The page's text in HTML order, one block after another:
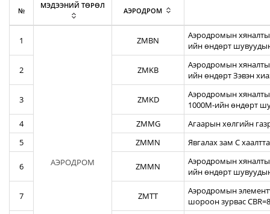
№
МЭДЭЭНИЙ ТӨРӨЛ
АЭРОДРОМ
1
АЭРОДРОМ
ZMBN
Аэродромын
ийн өндөрт
2 ZMKB
Аэродромын
ийн өндөрт Зэвэн
3 ZMKD
Аэродромын
1000М-ийн өндөрт
4
ZMMG
Агаарын хөлгийн
5
ZMMN Явгалах зам С
6 ZMMN
Аэродромын
ийн өндөрт
7 ZMTT
Аэродромын
шороон зурвас